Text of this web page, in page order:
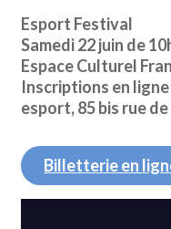
Esport Festival
Samedi 22 juin de
Espace Culturel
Inscriptions en
esport, 85 bis rue
Billetterie en